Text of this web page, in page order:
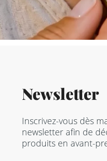
Newsletter
Inscrivez-vous dès
newsletter afin de
produits en avant-